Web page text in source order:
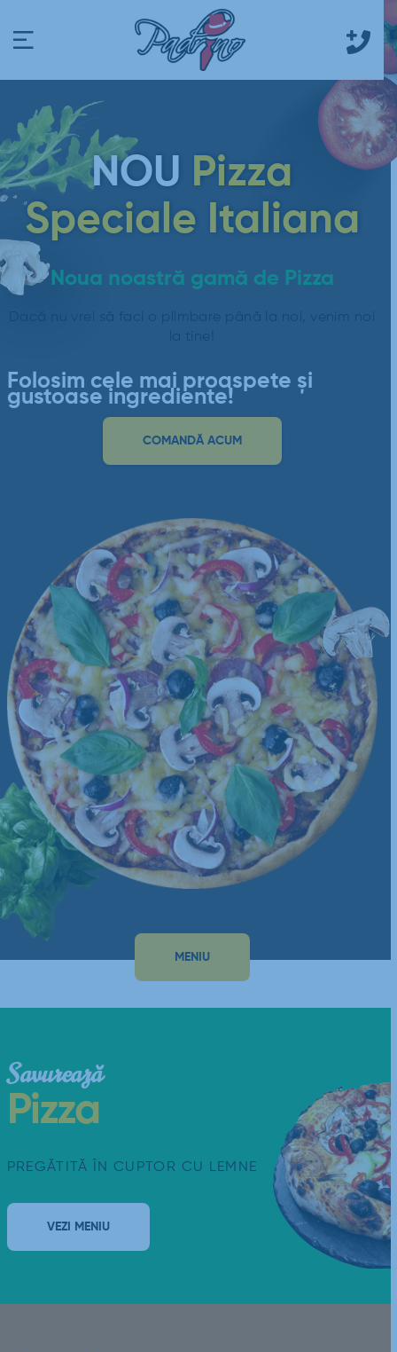
NOU Pizza
Speciale Italiana
Noua noastră gamă de Pizza
Folosim cele mai proaspete și
gustoase ingrediente!
COMANDĂ ACUM
MENIU
Savurează
Pizza
PREGĂTITĂ ÎN CUPTOR CU LEMNE
VEZI MENIU